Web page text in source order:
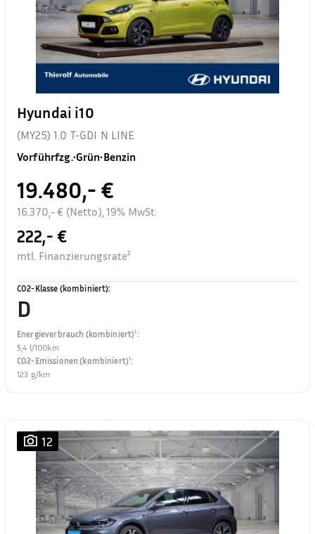
Hyundai i10
(MY25) 1.0 T-GDI N LINE
Vorführfzg.•Grün•Benzin
19.480,- €
16.370,- € (Netto), 19% MwSt.
222,- €
mtl. Finanzierungsrate²
CO2-Klasse (kombiniert):
D
Energieverbrauch (kombiniert)¹:
5,4 l/100km
CO2-Emissionen (kombiniert)¹:
123 g/km
12